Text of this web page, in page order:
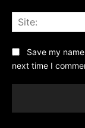
Save my
next time I